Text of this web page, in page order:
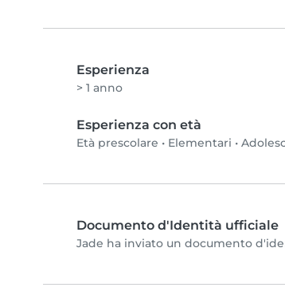
Esperienza
> 1 anno
Esperienza con età
Età prescolare • Elementari •
Documento d'Identità ufficiale
Jade ha inviato un documento